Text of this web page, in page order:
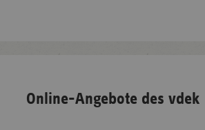
Online-Angebote des vdek